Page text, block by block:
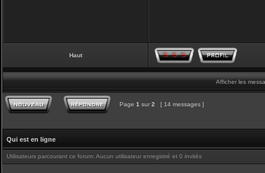
Haut
Afficher les
Page 1 sur 2 [ 14 messages ]
Qui est en ligne
Utilisateurs parcourant ce forum: Aucun utilisateur enregistré et 0 invités